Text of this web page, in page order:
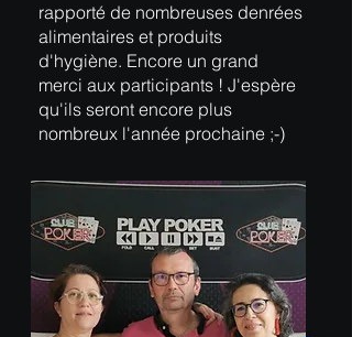
rapporté de nombreuses denrées
alimentaires et produits
d'hygiène. Encore un grand
merci aux participants ! J'espère
qu'ils seront encore plus
nombreux l'année prochaine ;-)